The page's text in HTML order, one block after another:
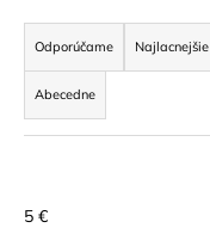
R
a
d
e
n
e
Odporúčame Najlacnejšie
Abecedne
5 €
?